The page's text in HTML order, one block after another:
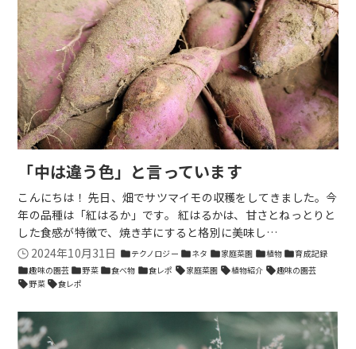
「中は違う色」と言っています
こんにちは！ 先日、畑でサツマイモの収穫をしてきました。今
年の品種は「紅はるか」です。 紅はるかは、甘さとねっとりと
した食感が特徴で、焼き芋にすると格別に美味し…
2024年10月31日 folderテクノロジー folderネタ folder家庭菜園 folder植物 folder育成記録
folder趣味の園芸 folder野菜 folder食べ物 folder食レポ sell家庭菜園 sell植物紹介 sell趣味の園芸
sell野菜 sell食レポ